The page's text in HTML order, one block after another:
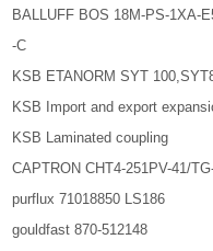
BALLUFF BOS 18M-PS-1XA-
-C
KSB ETANORM SYT
KSB Import and export
KSB Laminated coupling
CAPTRON CHT4-251PV-41/
purflux 71018850 LS186
gouldfast 870-512148